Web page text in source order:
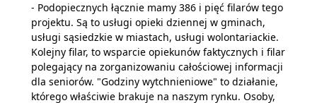
- Podopiecznych łącznie mamy 386 i pięć filarów tego
projektu. Są to usługi opieki dziennej w gminach,
usługi sąsiedzkie w miastach, usługi wolontariackie.
Kolejny filar, to wsparcie opiekunów faktycznych i filar
polegający na zorganizowaniu całościowej informacji
dla seniorów. "Godziny wytchnieniowe" to działanie,
którego właściwie brakuje na naszym rynku. Osoby,